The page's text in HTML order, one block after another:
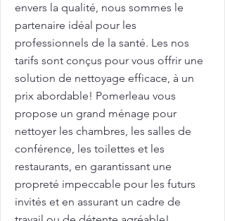
envers la qualité, nous sommes le
partenaire idéal pour les
professionnels de la santé. Les nos
tarifs sont conçus pour vous offrir une
solution de nettoyage efficace, à un
prix abordable! Pomerleau vous
propose un grand ménage pour
nettoyer les chambres, les salles de
conférence, les toilettes et les
restaurants, en garantissant une
propreté impeccable pour les futurs
invités et en assurant un cadre de